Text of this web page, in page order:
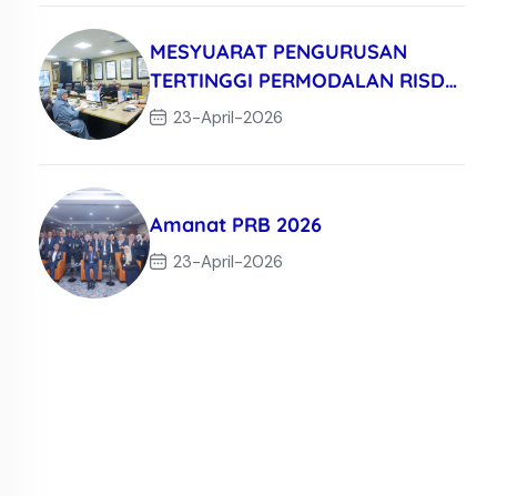
MESYUARAT PENGURUSAN
TERTINGGI PERMODALAN RISDA
BERHAD KALI KE-3/
23-April-2026
Amanat PRB 2026
23-April-2026